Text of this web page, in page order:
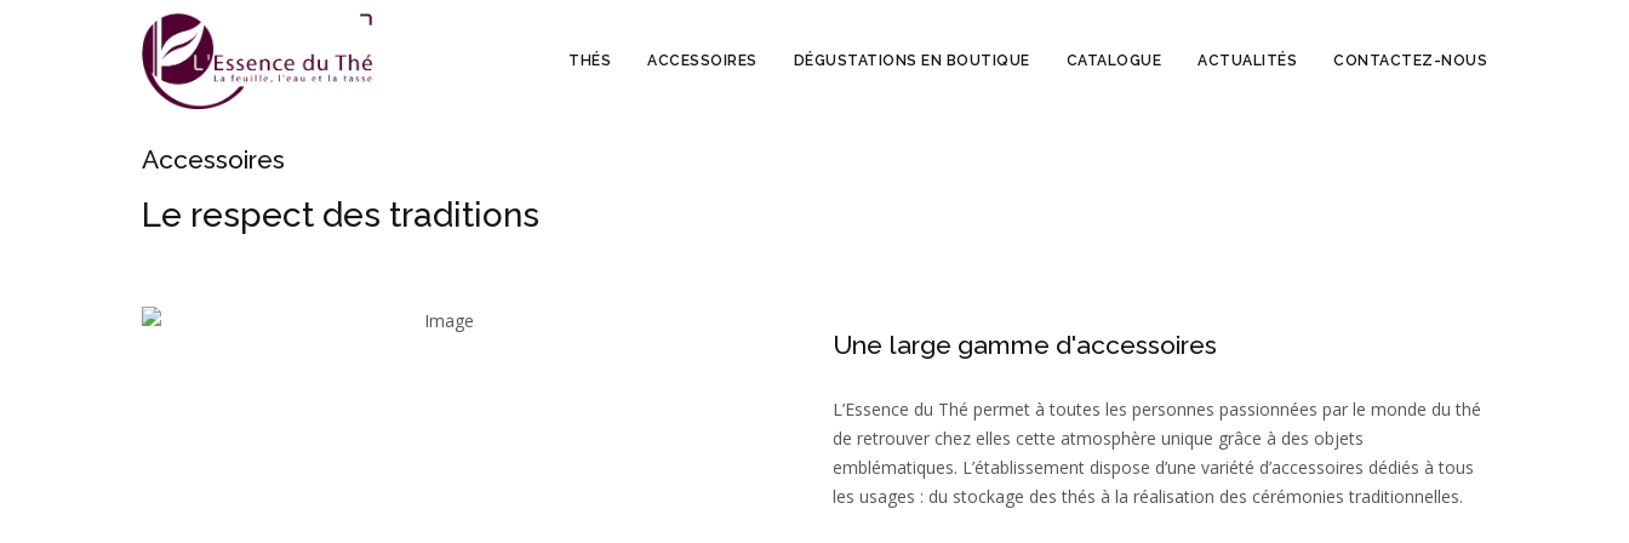
THÉS ACCESSOIRES DÉGUSTATIONS EN BOUTIQUE CATALOGUE ACTUALITÉS CONTACTEZ-NOUS
Accessoires
Le respect des traditions
Une large gamme d'accessoires
L’Essence du Thé permet à toutes les personnes passionnées par le monde du thé
de retrouver chez elles cette atmosphère unique grâce à des objets
emblématiques. L’établissement dispose d’une variété d’accessoires dédiés à tous
les usages : du stockage des thés à la réalisation des cérémonies traditionnelles.